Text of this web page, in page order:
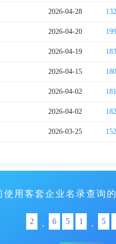
2026-04-28
2026-04-20
2026-04-19
2026-04-15
2026-04-02
2026-04-02
2026-03-25
使用客套企业名录查询
2 , 6 5 1 , 5